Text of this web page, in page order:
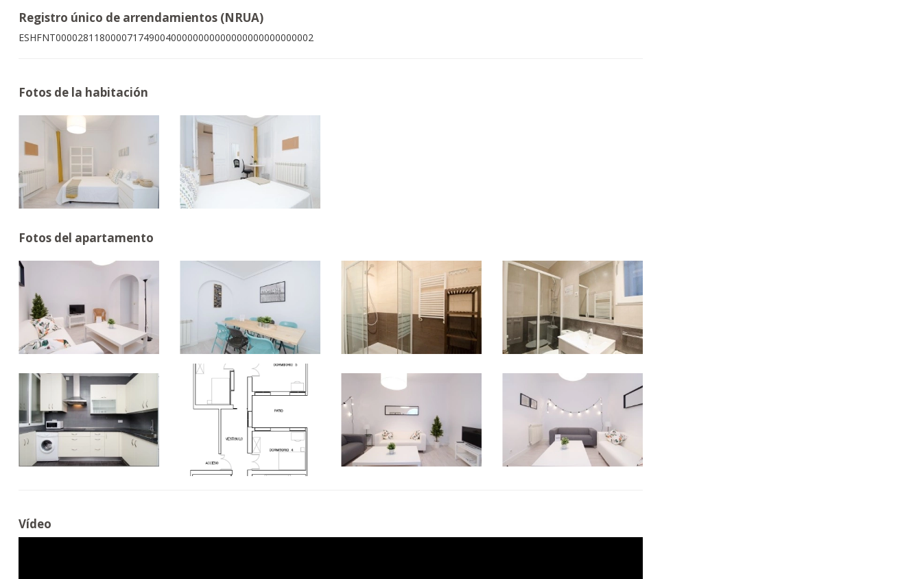
Registro único de arrendamientos (NRUA)
ESHFNT00002811800007174900400000000000000000000000002
Fotos de la habitación
Fotos del apartamento
Vídeo